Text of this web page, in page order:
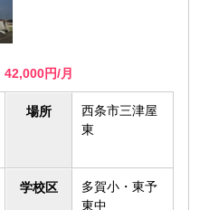
42,000円/月
場所
西条市三津屋
東
学校区
多賀小・東予
東中